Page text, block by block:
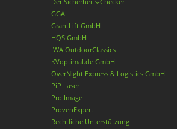
GGA
GrantLift GmbH
HQS GmbH
IWA OutdoorClassics
KVoptimal.de GmbH
OverNight Express & Logistics GmbH
PiP Laser
Pro Image
ProvenExpert
Rechtliche Unterstützung